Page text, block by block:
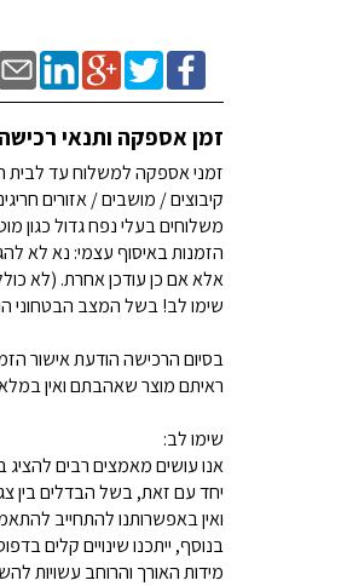
זמן אספקה ותנאי
זמני אספקה למשלוח עד לבית הלקוח הינם בין 2-7 ימי
קיבוצים / מושבים / אזורים
משלוחים בעלי נפח גדול כגון
הזמנות באיסוף עצמי: נא לא
אלא אם כן עודכן אחרת. (לא
שימו לב! בשל המצב הבטחוני
בסיום הרכישה הודעת אישור
ראיתם מוצר שאהבתם ואין במלאי /
שימו לב:
אנו עושים מאמצים רבים
יחד עם זאת, בשל הבדלים בין
ואין באפשרותנו להתחייב
בנוסף, ייתכנו שינויים קלים
מידות האורך והרוחב עשויות להשתנות